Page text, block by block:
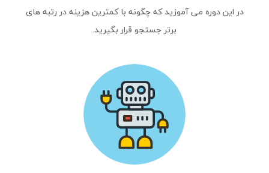
در این دوره می آموزید که چگونه با کمترین هزینه در رتبه های
برتر جستجو قرار بگیرید.